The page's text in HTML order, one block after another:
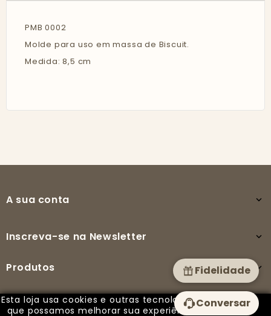
PMB 0002
Molde para uso em massa de Biscuit.
Medida: 8,5 cm
A sua conta 
Inscreva-se na Newsletter 
Produtos 
A nossa empresa 
Esta loja usa cookies e outras tecnologias para
que possamos melhorar sua experiência em
Conversar
Fidelidade